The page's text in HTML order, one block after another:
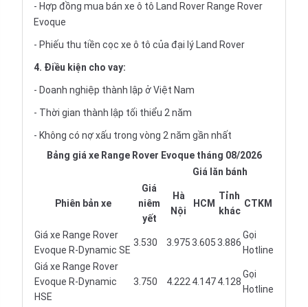
- Hợp đồng mua bán xe ô tô Land Rover Range Rover
Evoque
- Phiếu thu tiền cọc xe ô tô của đại lý Land Rover
4. Điều kiện cho vay:
- Doanh nghiệp thành lập ở Việt Nam
- Thời gian thành lập tối thiểu 2 năm
- Không có nợ xấu trong vòng 2 năm gần nhất
Bảng giá xe Range Rover Evoque tháng 08/2026
Giá lăn bánh
Phiên bản xe
Giá
niêm
yết
Hà
Nội
HCM
Tỉnh
khác
CTKM
Giá xe Range Rover
Evoque R-Dynamic SE
3.530 3.9753.6053.886
Gọi
Hotline
Giá xe Range Rover
Evoque R-Dynamic
HSE
3.750 4.2224.1474.128
Gọi
Hotline